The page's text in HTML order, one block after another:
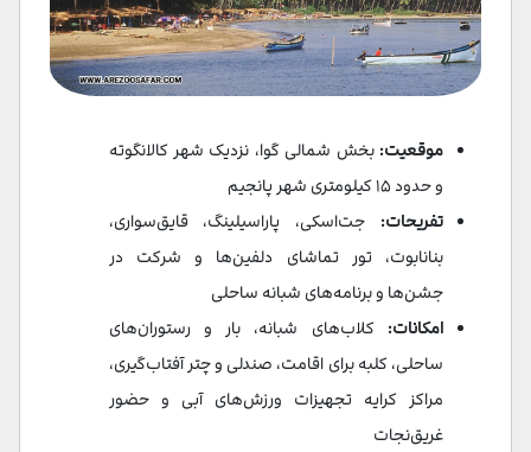
موقعیت: بخش شمالی گوا، نزدیک شهر کالانگوته
و حدود ۱۵ کیلومتری شهر پانجیم
تفریحات: جت‌اسکی، پاراسیلینگ، قایق‌سواری،
بنانا‌بوت، تور تماشای دلفین‌ها و شرکت در
جشن‌ها و برنامه‌های شبانه ساحلی
امکانات: کلاب‌های شبانه، بار و رستوران‌های
ساحلی، کلبه برای اقامت، صندلی و چتر آفتاب‌گیری،
مراکز کرایه تجهیزات ورزش‌های آبی و حضور
غریق‌نجات